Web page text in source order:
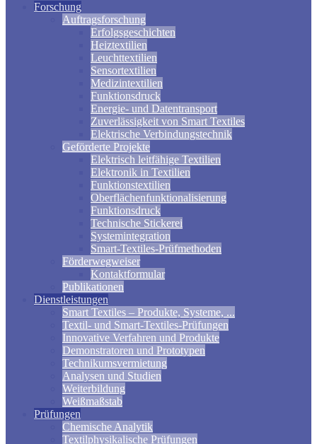
Forschung
Auftragsforschung
Erfolgsgeschichten
Heiztextilien
Leuchttextilien
Sensortextilien
Medizintextilien
Funktionsdruck
Energie- und Datentransport
Zuverlässigkeit von Smart Textiles
Elektrische Verbindungstechnik
Geförderte Projekte
Elektrisch leitfähige Textilien
Elektronik in Textilien
Funktionstextilien
Oberflächenfunktionalisierung
Funktionsdruck
Technische Stickerei
Systemintegration
Smart-Textiles-Prüfmethoden
Förderwegweiser
Kontaktformular
Publikationen
Dienstleistungen
Smart Textiles – Produkte, Systeme, ...
Textil- und Smart-Textiles-Prüfungen
Innovative Verfahren und Produkte
Demonstratoren und Prototypen
Technikumsvermietung
Analysen und Studien
Weiterbildung
Weißmaßstab
Prüfungen
Chemische Analytik
Textilphysikalische Prüfungen